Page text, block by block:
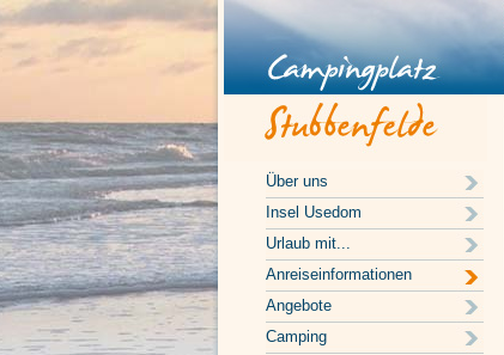
Über uns
Insel Usedom
Urlaub mit...
Anreiseinformationen
Angebote
Camping